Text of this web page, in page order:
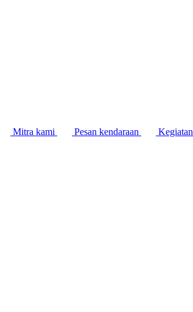
Mitra kami Pesan kendaraan Kegiatan